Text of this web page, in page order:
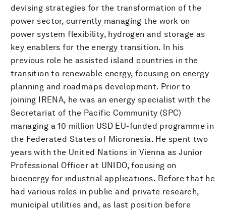
devising strategies for the transformation of the
power sector, currently managing the work on
power system flexibility, hydrogen and storage as
key enablers for the energy transition. In his
previous role he assisted island countries in the
transition to renewable energy, focusing on energy
planning and roadmaps development. Prior to
joining IRENA, he was an energy specialist with the
Secretariat of the Pacific Community (SPC)
managing a 10 million USD EU-funded programme in
the Federated States of Micronesia. He spent two
years with the United Nations in Vienna as Junior
Professional Officer at UNIDO, focusing on
bioenergy for industrial applications. Before that he
had various roles in public and private research,
municipal utilities and, as last position before